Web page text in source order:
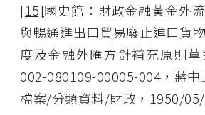
[15]國史館：財政金融黃金外
與暢通進出口貿易廢止進口貨
度及金融外匯方針補充原則
002-080109-00005-004，蔣
檔案/分類資料/財政，1950/05/